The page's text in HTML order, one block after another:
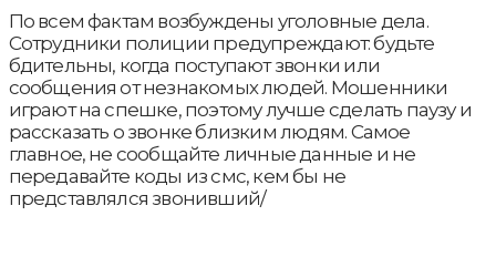
По всем фактам возбуждены уголовные дела.
Сотрудники полиции предупреждают: будьте
бдительны, когда поступают звонки или
сообщения от незнакомых людей. Мошенники
играют на спешке, поэтому лучше сделать паузу и
рассказать о звонке близким людям. Самое
главное, не сообщайте личные данные и не
передавайте коды из смс, кем бы не
представлялся звонивший/